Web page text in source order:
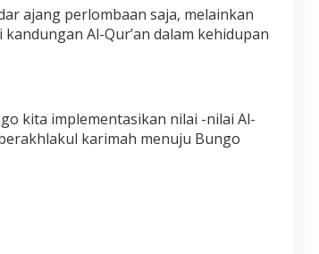
ajang perlombaan saja, melainkan
Al-Qur’an dalam kehidupan
kita implementasikan nilai -nilai Al-
karimah menuju Bungo